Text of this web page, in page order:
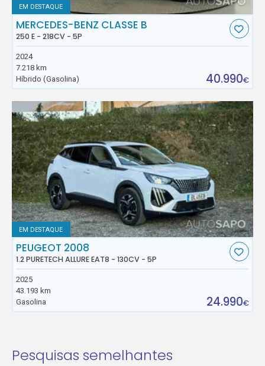
EM DESTAQUE
MERCEDES-BENZ CLASSE B
250 E - 218CV - 5P
2024
7.218 km
Híbrido (Gasolina)
40.990€
EM DESTAQUE
PEUGEOT 2008
1.2 PURETECH ALLURE EAT8 - 130CV - 5P
2025
43.193 km
Gasolina
24.990€
Pesquisas semelhantes